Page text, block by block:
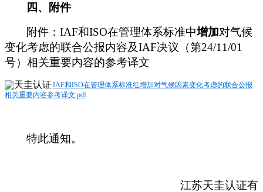
四、
附件
附件： IAF和ISO在管理体系标准中增加对气候
变化考虑的联合公报内容及IAF决议（第24/11/01
号）相关重要内容的参考译文
IAF和ISO在管理体系标准红增加对气候因素变化考虑的联合公报
相关重要内容参考译文.pdf
特此通知。
江苏天圭认证有